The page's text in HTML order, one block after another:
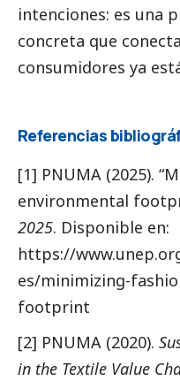
intenciones: es una
concreta que
consumidores ya
Referencias
[1] PNUMA (2025).
environmental
2025. Disponible en:
https://
es/minimizing-
footprint
[2] PNUMA (2020).
in the Textile Value